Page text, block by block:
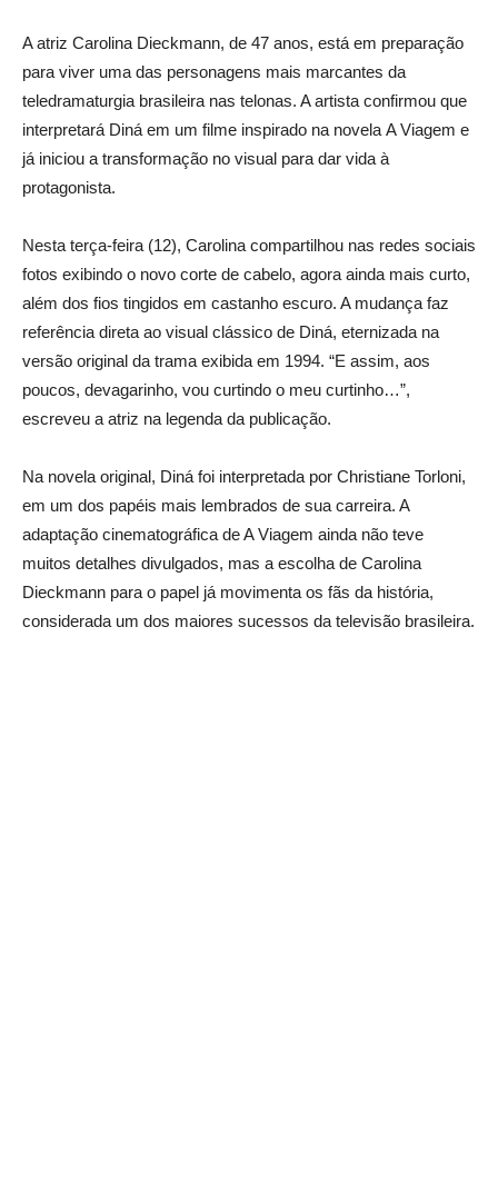
A atriz Carolina Dieckmann, de 47 anos, está em preparação
para viver uma das personagens mais marcantes da
teledramaturgia brasileira nas telonas. A artista confirmou que
interpretará Diná em um filme inspirado na novela A Viagem e
já iniciou a transformação no visual para dar vida à
protagonista.
Nesta terça-feira (12), Carolina compartilhou nas redes sociais
fotos exibindo o novo corte de cabelo, agora ainda mais curto,
além dos fios tingidos em castanho escuro. A mudança faz
referência direta ao visual clássico de Diná, eternizada na
versão original da trama exibida em 1994. “E assim, aos
poucos, devagarinho, vou curtindo o meu curtinho…”,
escreveu a atriz na legenda da publicação.
Na novela original, Diná foi interpretada por Christiane Torloni,
em um dos papéis mais lembrados de sua carreira. A
adaptação cinematográfica de A Viagem ainda não teve
muitos detalhes divulgados, mas a escolha de Carolina
Dieckmann para o papel já movimenta os fãs da história,
considerada um dos maiores sucessos da televisão brasileira.